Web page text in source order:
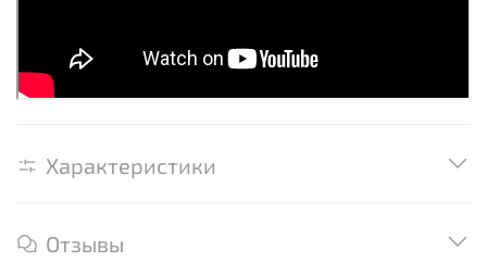
Характеристики
Отзывы